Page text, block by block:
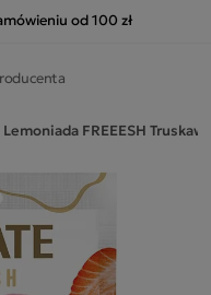
od 100 zł
Lemoniada FREEESH